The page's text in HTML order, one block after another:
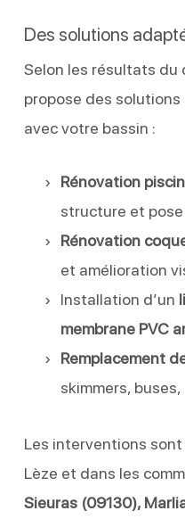
Des solutions
Selon les résultats du
propose des
avec votre bassin :
Rénovation
structure et
Rénovation
et amélioration
Installation d’un
membrane PVC
Remplacement
skimmers,
Les interventions
Lèze et dans les
Sieuras (09130),